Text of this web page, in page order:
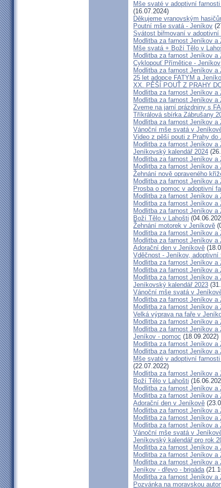
Mše svaté v adoptivní
(16.07.2024)
Děkujeme vranovským
Poutní mše svatá - Jeníkov
Svátost biřmovaní v
Modlitba za farnost Jeníkov a
Mše svatá + Boží Tělo v
Modlitba za farnost Jeníkov a
Cyklopouť Přímětice - Jeníkov
Modlitba za farnost Jeníkov a
25 let adopce FATYM a
XX. PĚŠÍ POUŤ Z PRAHY
Modlitba za farnost Jeníkov a
Modlitba za farnost Jeníkov a
Zveme na jarní prázdniny s
Tříkrálová sbírka Zábrušany
Modlitba za farnost Jeníkov a
Vánoční mše svatá v
Video z pěší pouti z Prahy do
Modlitba za farnost Jeníkov a
Jeníkovský kalendář 2024
Modlitba za farnost Jeníkov a
Modlitba za farnost Jeníkov a
Žehnání nově opraveného
Modlitba za farnost Jeníkov a
Prosba o pomoc v adoptivní
Modlitba za farnost Jeníkov a
Modlitba za farnost Jeníkov a
Modlitba za farnost Jeníkov a
Boží Tělo v Lahošti
Žehnání motorek v Jeníkově
Modlitba za farnost Jeníkov a
Modlitba za farnost Jeníkov a
Adorační den v Jeníkově
Vděčnost - Jeníkov, adoptivní
Modlitba za farnost Jeníkov a
Modlitba za farnost Jeníkov a
Modlitba za farnost Jeníkov a
Jeníkovský kalendář 2023
Vánoční mše svatá v
Modlitba za farnost Jeníkov a
Modlitba za farnost Jeníkov a
Velká výprava na faře v
Modlitba za farnost Jeníkov a
Modlitba za farnost Jeníkov a
Jeníkov - pomoc (18.09.2022)
Modlitba za farnost Jeníkov a
Modlitba za farnost Jeníkov a
Mše svaté v adoptivní
(22.07.2022)
Modlitba za farnost Jeníkov a
Boží Tělo v Lahošti
Modlitba za farnost Jeníkov a
Modlitba za farnost Jeníkov a
Adorační den v Jeníkově
Modlitba za farnost Jeníkov a
Modlitba za farnost Jeníkov a
Modlitba za farnost Jeníkov a
Vánoční mše svatá v
Jeníkovský kalendář pro rok
Modlitba za farnost Jeníkov a
Modlitba za farnost Jeníkov a
Modlitba za farnost Jeníkov a
Jeníkov - dřevo - brigáda
Modlitba za farnost Jeníkov a
Pozvánka na moravskou